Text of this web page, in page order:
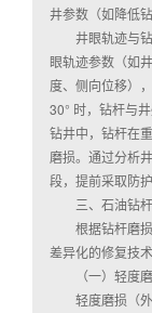
井参数（如降低
井眼轨迹与
眼轨迹参数（如
度、侧向位移）
30° 时，钻杆与
钻井中，钻杆在
磨损。通过分析
段，提前采取防
三、石油钻
根据钻杆磨
差异化的修复技
（一）轻度
轻度磨损（